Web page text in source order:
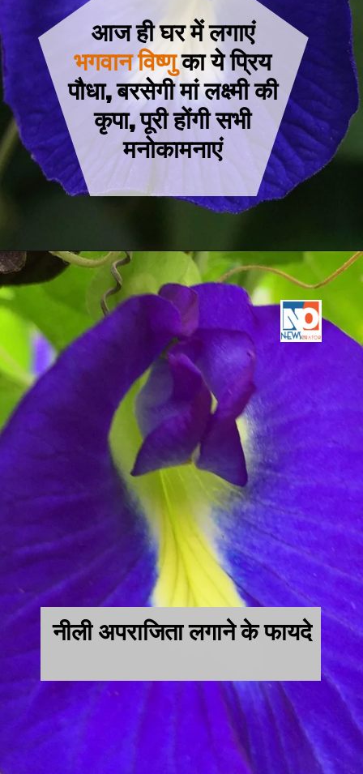
आज ही घर में लगाएं
भगवान विष्णुका ये प्रिय
पौधा, बरसेगी मां लक्ष्मी की
कृपा, पूरी होंगी सभी
मनोकामनाएं
नीली अपराजिता लगाने के फायदे